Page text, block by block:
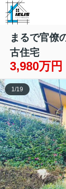
まるで官僚
古住宅
3,980万円
1/19